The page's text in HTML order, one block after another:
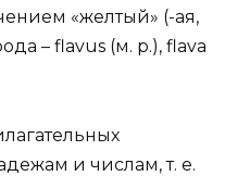
«желтый» (-ая,
– flavus (м. p.), flava
и числам, т. е.